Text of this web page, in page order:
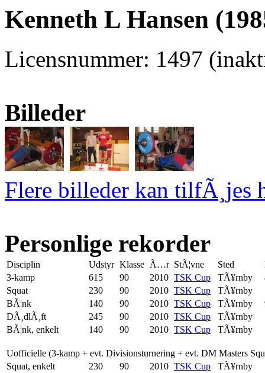
Kenneth L Hansen
Licensnummer: 1497
Billeder
Flere billeder kan tilfÃ¸jes
Personlige rekorder
Disciplin Udstyr Klasse Ã…r StÃ¦vne Sted
3-kamp
615 90 2010 TSK Cup TÃ¥rnby
Squat
230 90 2010 TSK Cup TÃ¥rnby
BÃ¦nk
140 90 2010 TSK Cup TÃ¥rnby
DÃ¸dlÃ¸ft
245 90 2010 TSK Cup TÃ¥rnby
BÃ¦nk, enkelt
140 90 2010 TSK Cup TÃ¥rnby
Uofficielle (3-kamp + evt. Divisionsturnering + evt. DM Masters
Squat, enkelt
230 90 2010 TSK Cup TÃ¥rnby